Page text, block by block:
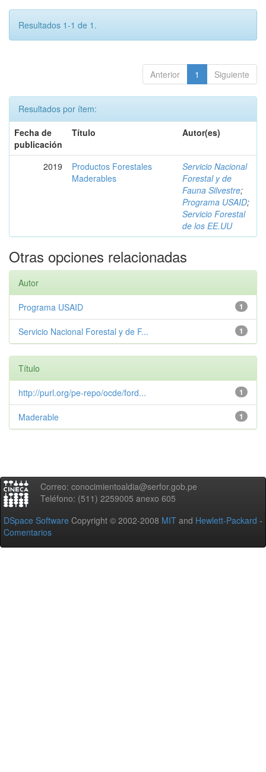
Resultados 1-1 de 1.
Anterior 1 Siguiente
Resultados por ítem:
Fecha de
publicación
Título Autor(es)
2019
Productos Forestales
Maderables
Servicio Nacional
Forestal y de
Fauna Silvestre;
Programa USAID;
Servicio Forestal
de los EE.UU
Otras opciones relacionadas
Autor
1
Programa USAID
1
Servicio Nacional Forestal y de F...
Título
1
http://purl.org/pe-repo/ocde/ford...
1
Maderable
Correo: conocimientoaldia@serfor.gob.pe
Teléfono: (511) 2259005 anexo 605
DSpace Software Copyright © 2002-2008 MIT and Hewlett-Packard -
Comentarios